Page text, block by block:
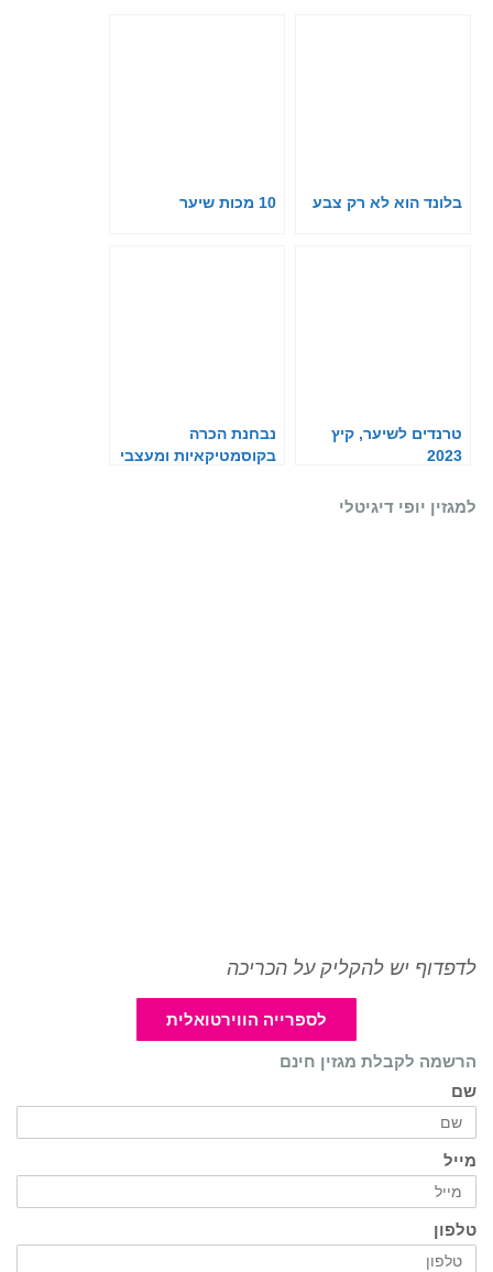
בלונד הוא לא רק צבע 10 מכות שיער
טרנדים לשיער, קיץ
2023
נבחנת הכרה
בקוסמטיקאיות ומעצבי
למגזין יופי דיגיטלי
לדפדוף יש להקליק על הכריכה
לספרייה הווירטואלית
הרשמה לקבלת מגזין חינם
שם
מייל
טלפון